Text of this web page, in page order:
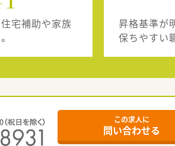
宅補助や家族
昇格基準が
保ちやすい
この求人に
問い合わせる